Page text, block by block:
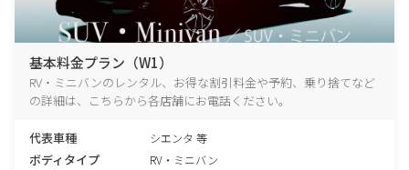
基本料金プラン（W1）
RV・ミニバンのレンタル、お得な割引料金や予約、乗り捨てなど
の詳細は、こちらから各店舗にお電話ください。
代表車種 シエンタ 等
ボディタイプ RV・ミニバン